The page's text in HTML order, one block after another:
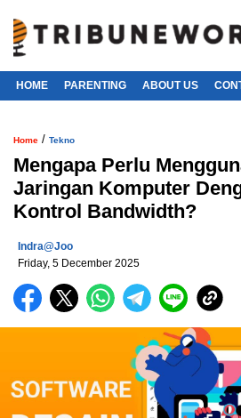
HOME PARENTING ABOUT US
Home / Tekno
Mengapa Perlu
Jaringan Komputer
Kontrol Bandwidth?
Indra@joo
Friday, 5 December 2025